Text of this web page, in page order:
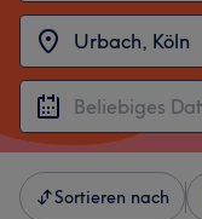
Sortieren nach